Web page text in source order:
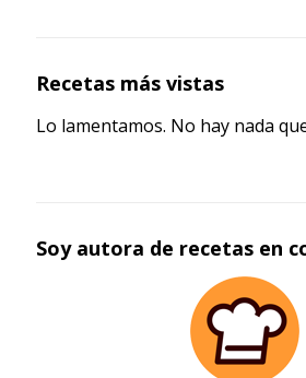
Recetas más vistas
Lo lamentamos. No hay nada
Soy autora de recetas en